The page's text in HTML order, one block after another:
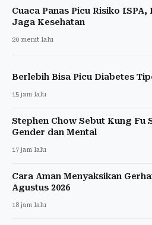
Cuaca Panas Picu Risiko
Jaga Kesehatan
20 menit lalu
Berlebih Bisa Picu Diabetes
15 jam lalu
Stephen Chow Sebut Kung Fu
Gender dan Mental
17 jam lalu
Cara Aman Menyaksikan
Agustus 2026
18 jam lalu